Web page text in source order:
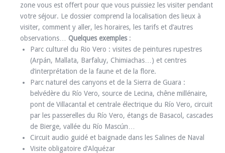
zone vous est offert pour que vous puissiez les visiter pendant
votre séjour. Le dossier comprend la localisation des lieux à
visiter, comment y aller, les horaires, les tarifs et d’autres
observations… Quelques exemples:
Parc culturel du Rio Vero : visites de peintures rupestres
(Arpán, Mallata, Barfaluy, Chimiachas…) et centres
d’interprétation de la faune et de la flore.
Parc naturel des canyons et de la Sierra de Guara :
belvédère du Río Vero, source de Lecina, chêne millénaire,
pont de Villacantal et centrale électrique du Río Vero, circuit
par les passerelles du Río Vero, étangs de Basacol, cascades
de Bierge, vallée du Río Mascún…
Circuit audio guidé et baignade dans les Salines de Naval
Visite obligatoire d’Alquézar